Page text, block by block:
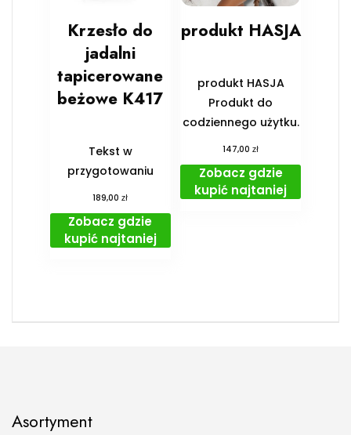
Krzesło do
jadalni
tapicerowane
beżowe K417
Tekst w
przygotowaniu
189,00zł
Zobacz gdzie
kupić najtaniej
produkt HASJA
produkt HASJA
Produkt do
codziennego użytku.
147,00zł
Zobacz gdzie
kupić najtaniej
Asortyment